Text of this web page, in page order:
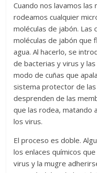
Cuando nos lavamos las
rodeamos cualquier
moléculas de jabón. Las
moléculas de jabón que
agua. Al hacerlo, se
de bacterias y virus y
modo de cuñas que
sistema protector de
desprenden de las
que las rodea, matando
los virus.
El proceso es doble.
los enlaces químicos
virus y la mugre